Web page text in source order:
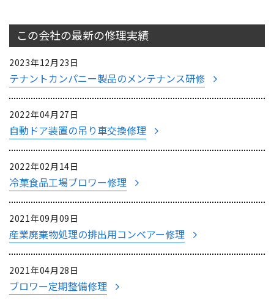
この会社の最新の修理実績
2023年12月23日
テナントカンパニー製品のメンテナンス研修
2022年04月27日
自動ドア装置の吊り車交換修理
2022年02月14日
冷菓食品工場ブロワー修理
2021年09月09日
産業廃棄物処理の排出用コンベアー修理
2021年04月28日
ブロワー定期整備修理